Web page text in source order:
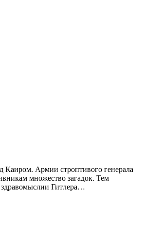
Каиром. Армии строптивого генерала
множество загадок. Тем
здравомыслии Гитлера…